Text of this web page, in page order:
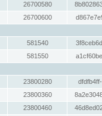
26700580
26700600
581540
581550
23800280
23800360
23800460